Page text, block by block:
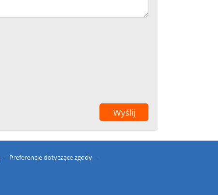
Preferencje dotyczące zgody